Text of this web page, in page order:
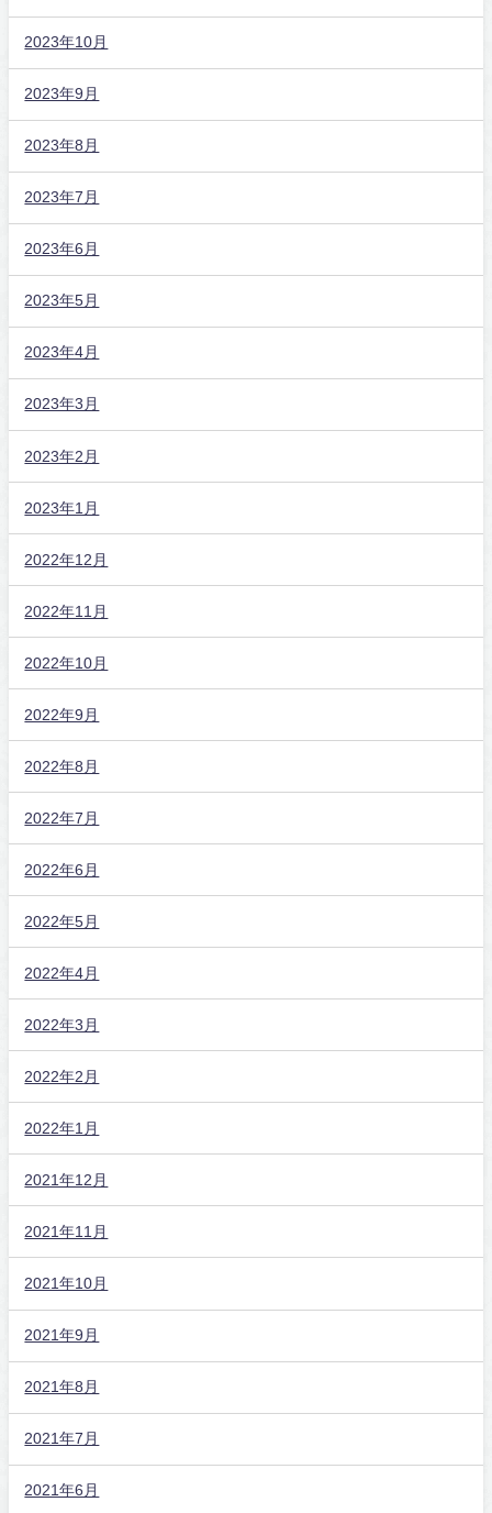
2023年10月
2023年9月
2023年8月
2023年7月
2023年6月
2023年5月
2023年4月
2023年3月
2023年2月
2023年1月
2022年12月
2022年11月
2022年10月
2022年9月
2022年8月
2022年7月
2022年6月
2022年5月
2022年4月
2022年3月
2022年2月
2022年1月
2021年12月
2021年11月
2021年10月
2021年9月
2021年8月
2021年7月
2021年6月